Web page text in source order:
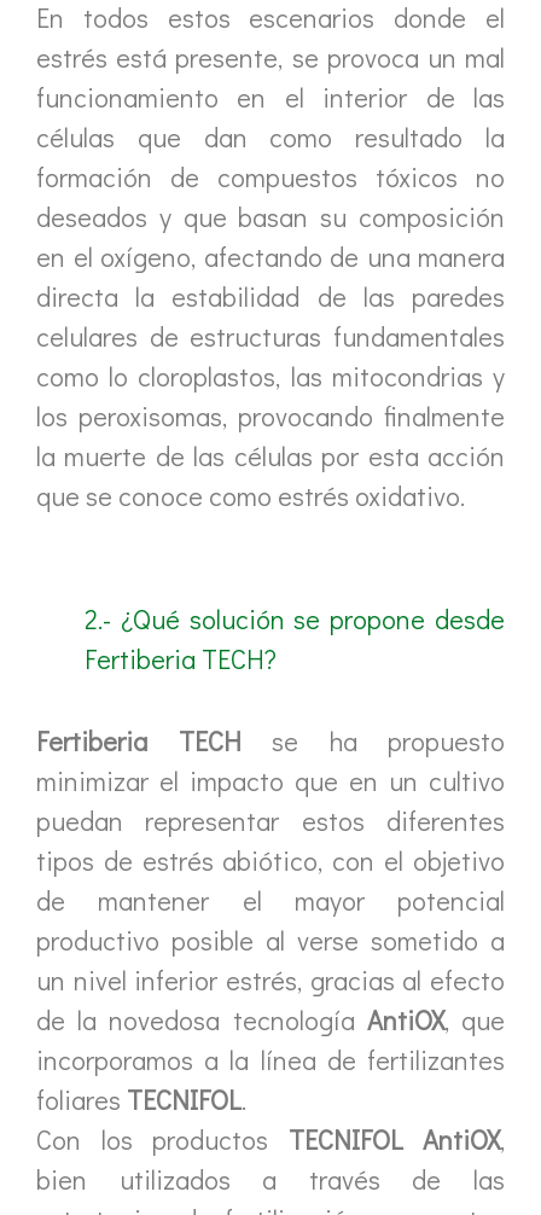
En todos estos escenarios donde el
estrés está presente, se provoca un mal
funcionamiento en el interior de las
células que dan como resultado la
formación de compuestos tóxicos no
deseados y que basan su composición
en el oxígeno, afectando de una manera
directa la estabilidad de las paredes
celulares de estructuras fundamentales
como lo cloroplastos, las mitocondrias y
los peroxisomas, provocando finalmente
la muerte de las células por esta acción
que se conoce como estrés oxidativo.
2.- ¿Qué solución se propone desde
Fertiberia TECH?
Fertiberia TECH se ha propuesto
minimizar el impacto que en un cultivo
puedan representar estos diferentes
tipos de estrés abiótico, con el objetivo
de mantener el mayor potencial
productivo posible al verse sometido a
un nivel inferior estrés, gracias al efecto
de la novedosa tecnología AntiOX, que
incorporamos a la línea de fertilizantes
foliares TECNIFOL.
Con los productos TECNIFOL AntiOX,
bien utilizados a través de las